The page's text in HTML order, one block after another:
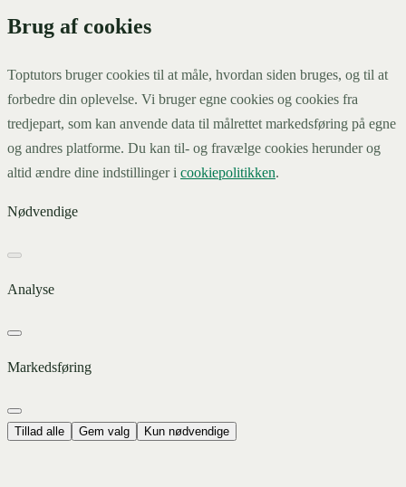
Brug af cookies
Toptutors bruger cookies til at måle, hvordan siden bruges, og til at
forbedre din oplevelse. Vi bruger egne cookies og cookies fra
tredjepart, som kan anvende data til målrettet markedsføring på egne
og andres platforme. Du kan til- og fravælge cookies herunder og
altid ændre dine indstillinger i cookiepolitikken.
Nødvendige
Analyse
Markedsføring
Tillad alle Gem valg Kun nødvendige